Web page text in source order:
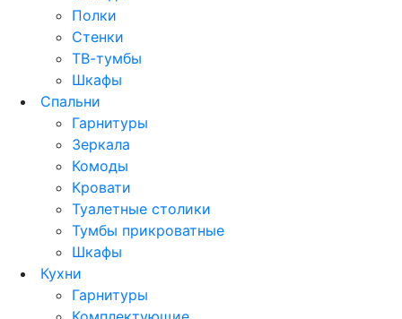
Полки
Стенки
ТВ-тумбы
Шкафы
Спальни
Гарнитуры
Зеркала
Комоды
Кровати
Туалетные столики
Тумбы прикроватные
Шкафы
Кухни
Гарнитуры